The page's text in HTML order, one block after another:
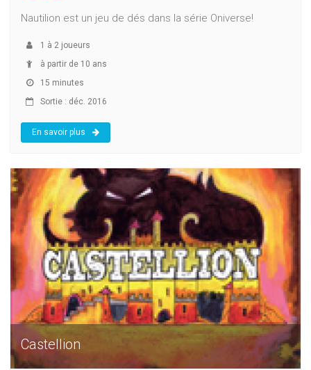
Nautilion est un jeu de dés dans la série Oniverse!
1 à 2 joueurs
à partir de 10 ans
15 minutes
Sortie : déc. 2016
En savoir plus
Castellion